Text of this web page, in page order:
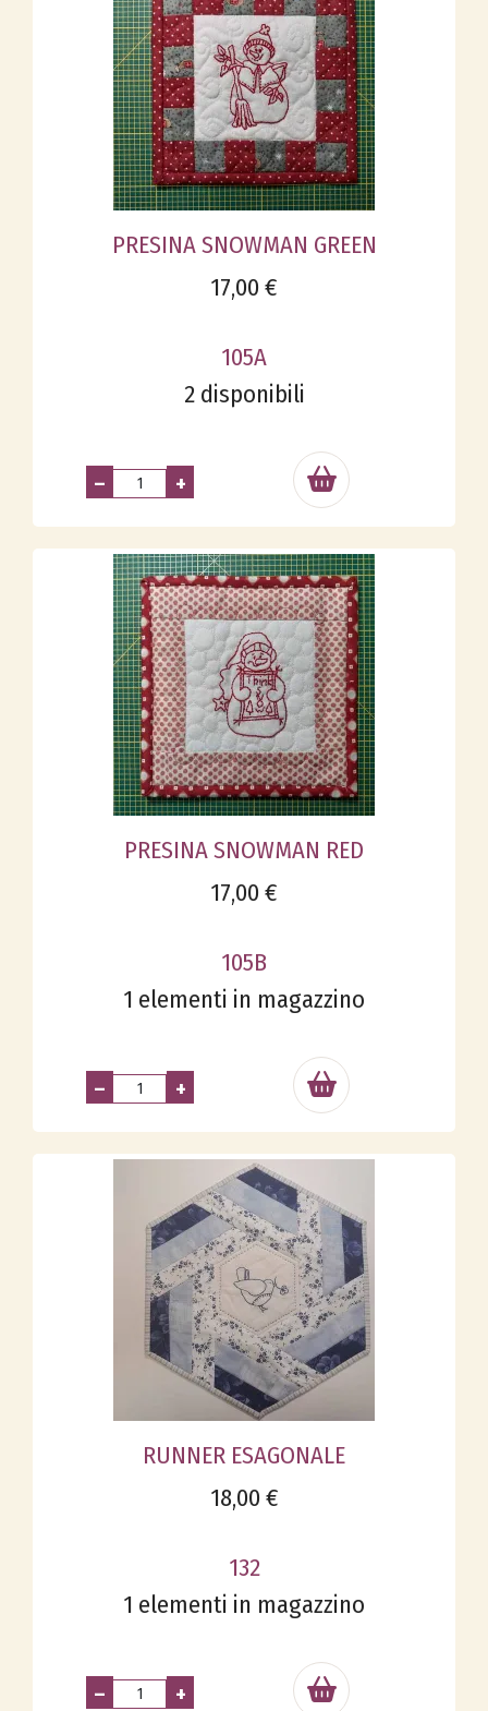
PRESINA SNOWMAN GREEN
17,00 €
105A
2 disponibili
– +
PRESINA SNOWMAN RED
17,00 €
105B
1 elementi in magazzino
– +
RUNNER ESAGONALE
18,00 €
132
1 elementi in magazzino
– +